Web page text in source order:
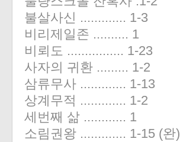
불살사신 ............. 1-3
비리제일존 .......... 1
비뢰도 ................ 1-23
사자의 귀환 ......... 1-2
삼류무사 ............. 1-13
상계무적 ............. 1-2
세번째 삶 ............ 1
소림권왕 ............. 1-15 (완)